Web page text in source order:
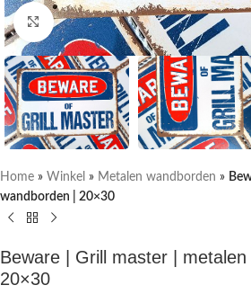
Klik om te vergroten
Home » Winkel » Metalen wandborden »
wandborden | 20×30
Beware | Grill master | metalen
20×30